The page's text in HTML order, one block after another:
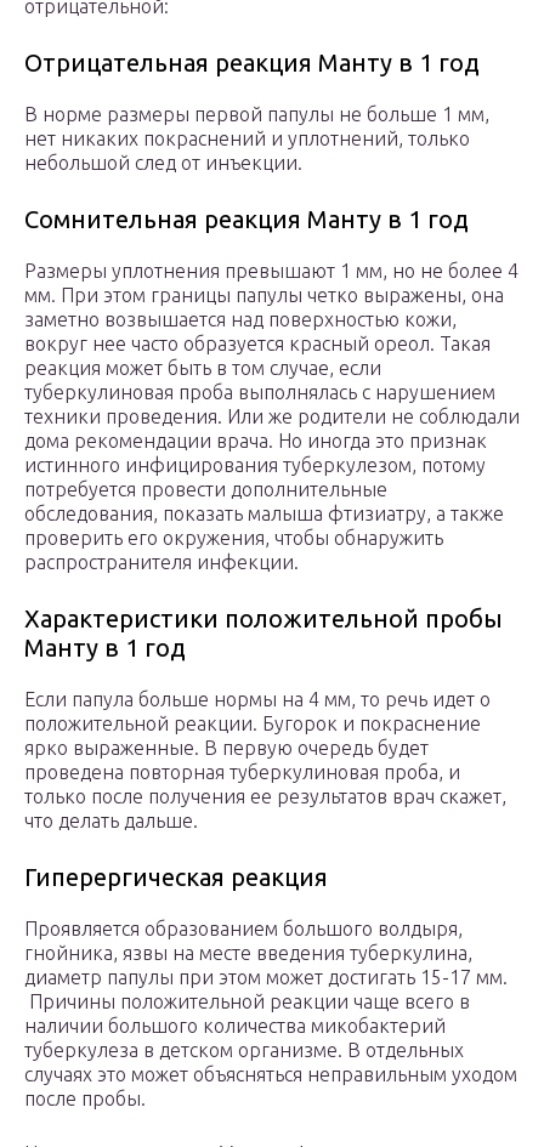
отрицательной:
Отрицательная реакция Манту в 1 год
В норме размеры первой папулы не больше 1 мм,
нет никаких покраснений и уплотнений, только
небольшой след от инъекции.
Сомнительная реакция Манту в 1 год
Размеры уплотнения превышают 1 мм, но не более 4
мм. При этом границы папулы четко выражены, она
заметно возвышается над поверхностью кожи,
вокруг нее часто образуется красный ореол. Такая
реакция может быть в том случае, если
туберкулиновая проба выполнялась с нарушением
техники проведения. Или же родители не соблюдали
дома рекомендации врача. Но иногда это признак
истинного инфицирования туберкулезом, потому
потребуется провести дополнительные
обследования, показать малыша фтизиатру, а также
проверить его окружения, чтобы обнаружить
распространителя инфекции.
Характеристики положительной пробы
Манту в 1 год
Если папула больше нормы на 4 мм, то речь идет о
положительной реакции. Бугорок и покраснение
ярко выраженные. В первую очередь будет
проведена повторная туберкулиновая проба, и
только после получения ее результатов врач скажет,
что делать дальше.
Гиперергическая реакция
Проявляется образованием большого волдыря,
гнойника, язвы на месте введения туберкулина,
диаметр папулы при этом может достигать 15-17 мм.
Причины положительной реакции чаще всего в
наличии большого количества микобактерий
туберкулеза в детском организме. В отдельных
случаях это может объясняться неправильным уходом
после пробы.